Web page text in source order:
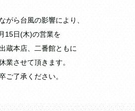
がら台風の影響により、
15日(木)の営業を
蔵本店、二番館ともに
業させて頂きます。
ご了承ください。